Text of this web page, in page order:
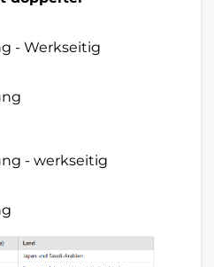
- Werkseitig
- werkseitig